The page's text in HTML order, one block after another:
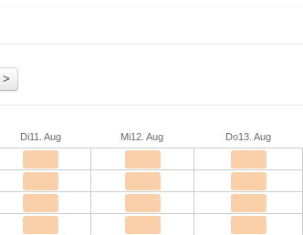
Di11. Aug Mi12. Aug Do13. Aug